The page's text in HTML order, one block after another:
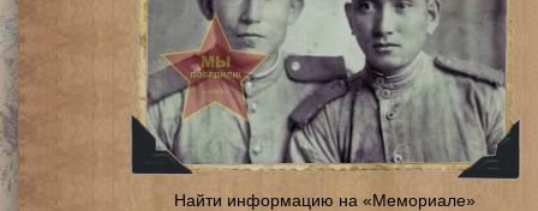
Найти информацию на «Мемориале»